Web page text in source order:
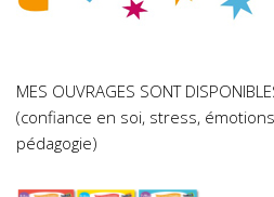
MES OUVRAGES SONT
(confiance en soi, stress,
pédagogie)